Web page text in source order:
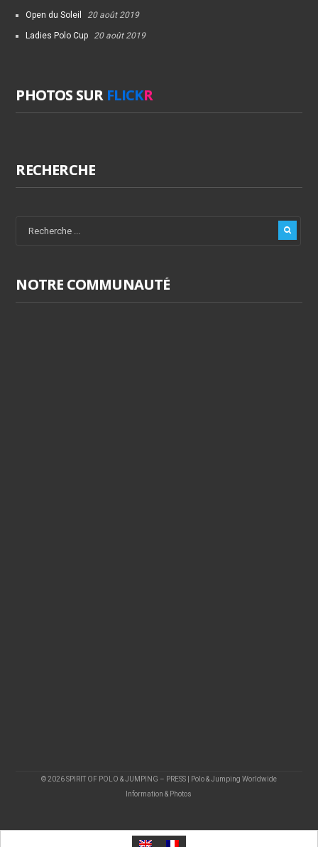
Open du Soleil 20 août 2019
Ladies Polo Cup 20 août 2019
PHOTOS SUR FLICKR
RECHERCHE
NOTRE COMMUNAUTÉ
© 2026 SPIRIT OF POLO & JUMPING – PRESS | Polo & Jumping Worldwide
Information & Photos